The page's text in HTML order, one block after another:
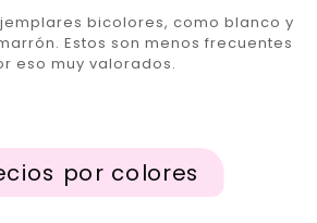
bicolores, como blanco y
Estos son menos frecuentes
eso muy valorados.
por colores